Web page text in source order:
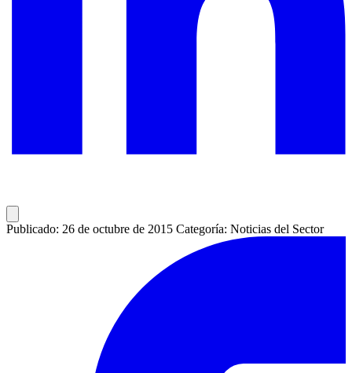
Publicado: 26 de octubre de 2015 Categoría: Noticias del Sector